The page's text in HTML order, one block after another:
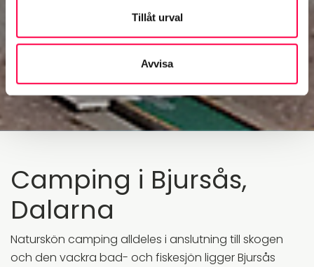
Tillåt urval
Avvisa
Camping i Bjursås,
Dalarna
Naturskön camping alldeles i anslutning till skogen
och den vackra bad- och fiskesjön ligger Bjursås